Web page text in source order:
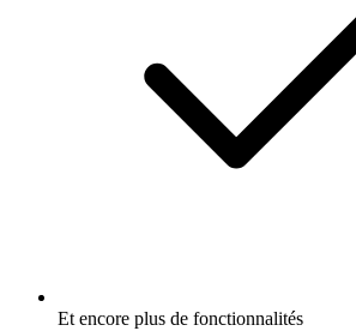
Et encore plus de fonctionnalités